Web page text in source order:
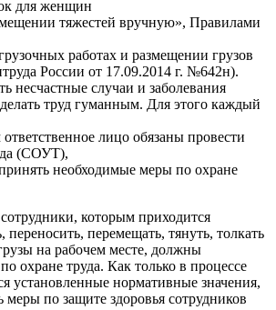
для женщин
тяжестей вручную», Правилами
работах и размещении грузов
России от 17.09.2014 г. №642н).
несчастные случаи и заболевания
труд гуманным. Для этого каждый
лицо обязаны провести
(СОУТ),
необходимые меры по охране
которым приходится
перемещать, тянуть, толкать
на рабочем месте, должны
охране труда. Как только в процессе
установленные нормативные значения,
меры по защите здоровья сотрудников